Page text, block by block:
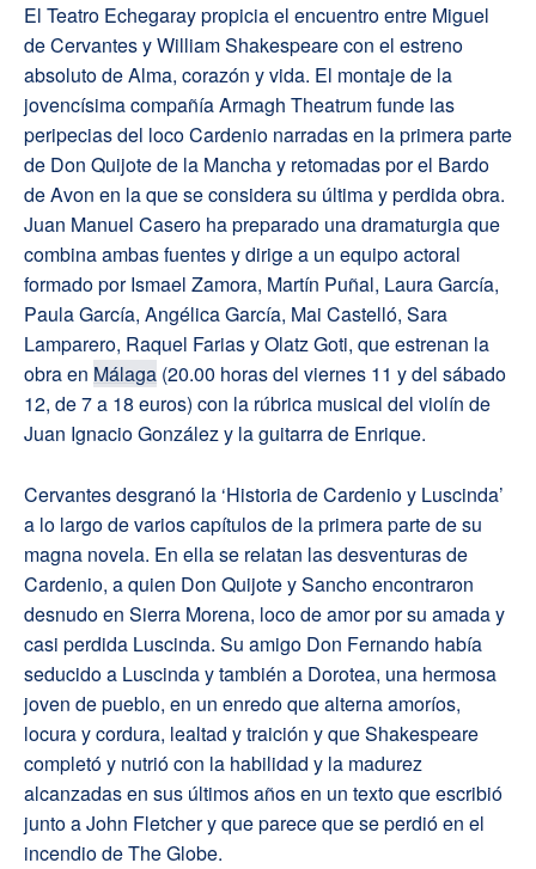
El Teatro Echegaray propicia el encuentro entre Miguel
de Cervantes y William Shakespeare con el estreno
absoluto de Alma, corazón y vida. El montaje de la
jovencísima compañía Armagh Theatrum funde las
peripecias del loco Cardenio narradas en la primera parte
de Don Quijote de la Mancha y retomadas por el Bardo
de Avon en la que se considera su última y perdida obra.
Juan Manuel Casero ha preparado una dramaturgia que
combina ambas fuentes y dirige a un equipo actoral
formado por Ismael Zamora, Martín Puñal, Laura García,
Paula García, Angélica García, Mai Castelló, Sara
Lamparero, Raquel Farias y Olatz Goti, que estrenan la
obra en Málaga (20.00 horas del viernes 11 y del sábado
12, de 7 a 18 euros) con la rúbrica musical del violín de
Juan Ignacio González y la guitarra de Enrique.
Cervantes desgranó la ‘Historia de Cardenio y Luscinda’
a lo largo de varios capítulos de la primera parte de su
magna novela. En ella se relatan las desventuras de
Cardenio, a quien Don Quijote y Sancho encontraron
desnudo en Sierra Morena, loco de amor por su amada y
casi perdida Luscinda. Su amigo Don Fernando había
seducido a Luscinda y también a Dorotea, una hermosa
joven de pueblo, en un enredo que alterna amoríos,
locura y cordura, lealtad y traición y que Shakespeare
completó y nutrió con la habilidad y la madurez
alcanzadas en sus últimos años en un texto que escribió
junto a John Fletcher y que parece que se perdió en el
incendio de The Globe.